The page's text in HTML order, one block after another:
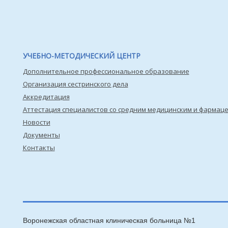
УЧЕБНО-МЕТОДИЧЕСКИЙ ЦЕНТР
Дополнительное профессиональное образование
Организация сестринского дела
Аккредитация
Аттестация специалистов со средним медицинским и
Новости
Документы
Контакты
Воронежская областная клиническая больница №1